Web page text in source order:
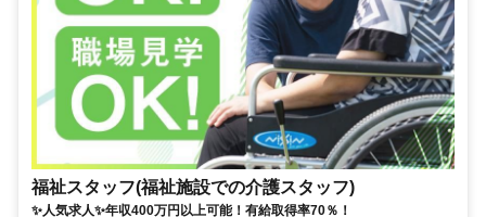
福祉スタッフ(福祉施設での介護スタッフ)
✨人気求人✨年収400万円以上可能！有給取得率70％！